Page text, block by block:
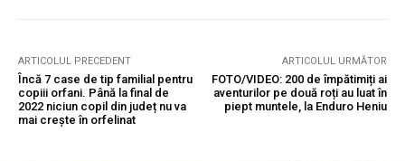
ARTICOLUL PRECEDENT
Încă 7 case de tip familial pentru
copiii orfani. Până la final de
2022 niciun copil din județ nu va
mai crește în orfelinat
ARTICOLUL URMĂTOR
FOTO/VIDEO: 200 de împătimiți ai
aventurilor pe două roți au luat în
piept muntele, la Enduro Heniu